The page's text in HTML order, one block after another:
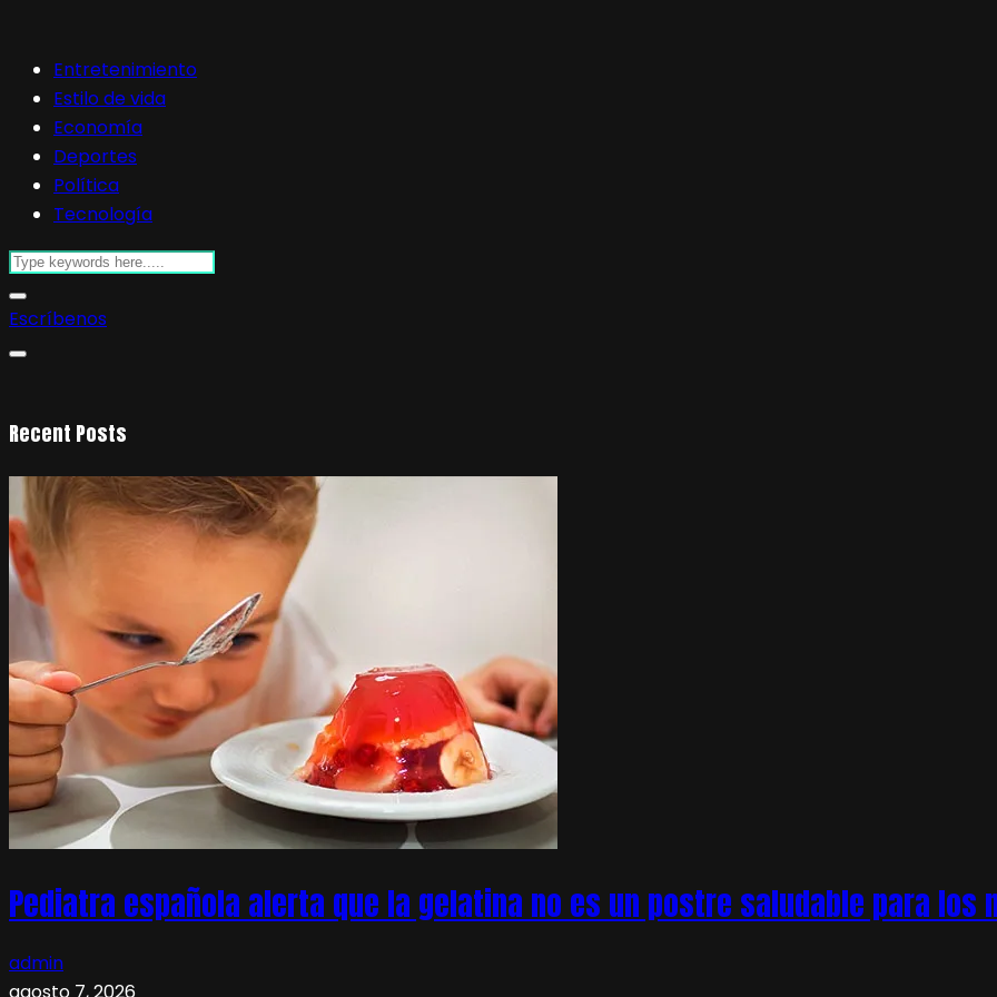
Entretenimiento
Estilo de vida
Economía
Deportes
Política
Tecnología
Escríbenos
Recent Posts
Pediatra española alerta que la gelatina no es un postre saludable para los
admin